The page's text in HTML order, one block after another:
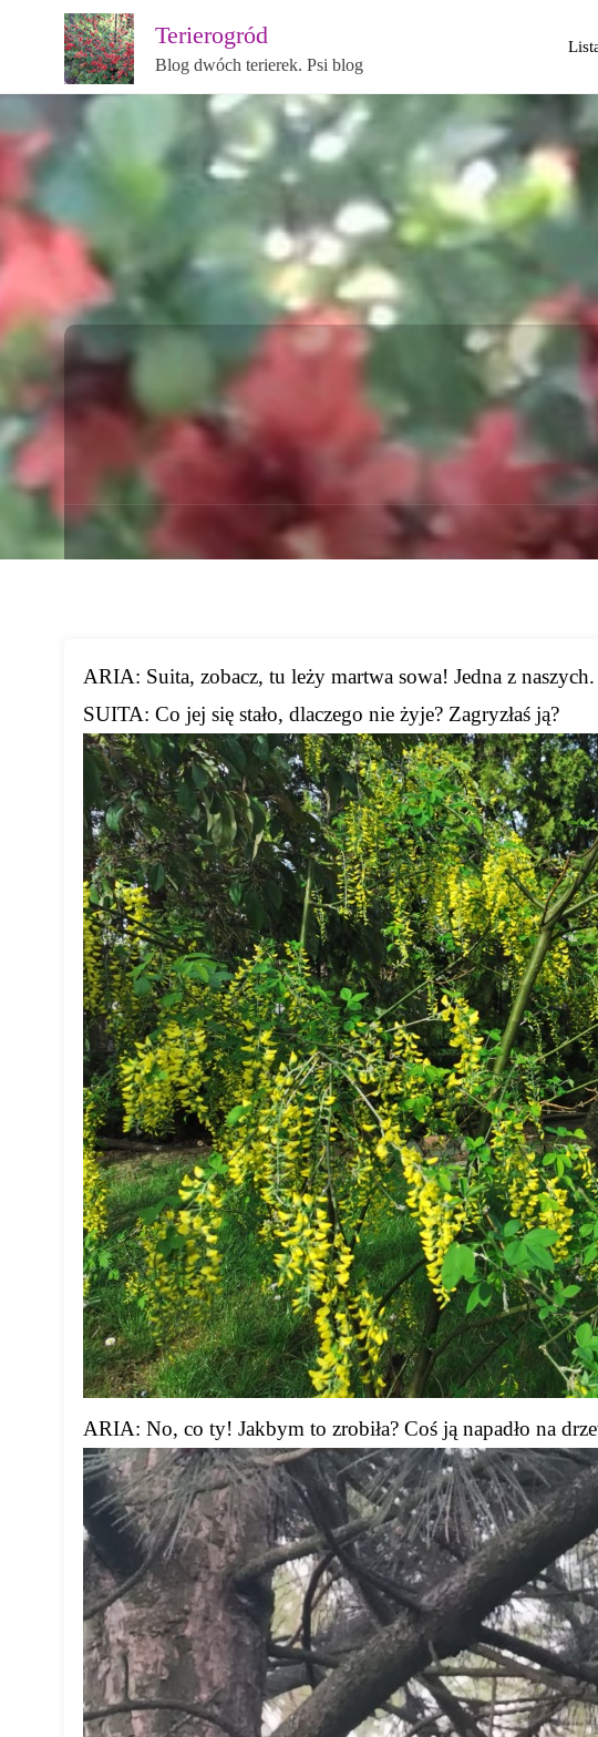
Terierogród
Blog dwóch terierek. Psi blog
treści
ARIA: Suita, zobacz, tu leży martwa sowa! Jedna z naszych.
SUITA: Co jej się stało, dlaczego nie żyje? Zagryzłaś ją?
ARIA: No, co ty! Jakbym to zrobiła? Coś ją napadło na